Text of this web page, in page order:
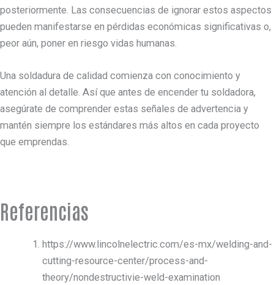
posteriormente. Las consecuencias de ignorar estos aspectos
pueden manifestarse en pérdidas económicas significativas o,
peor aún, poner en riesgo vidas humanas.
Una soldadura de calidad comienza con conocimiento y
atención al detalle. Así que antes de encender tu soldadora,
asegúrate de comprender estas señales de advertencia y
mantén siempre los estándares más altos en cada proyecto
que emprendas.
Referencias
https://www.lincolnelectric.com/es-mx/welding-and-
cutting-resource-center/process-and-
theory/nondestructivie-weld-examination